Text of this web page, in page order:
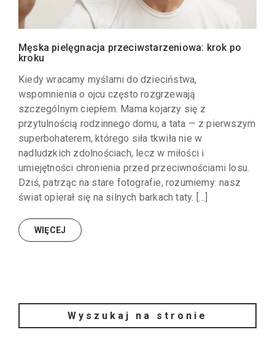
Męska pielęgnacja przeciwstarzeniowa: krok po
kroku
Kiedy wracamy myślami do dzieciństwa,
wspomnienia o ojcu często rozgrzewają
szczególnym ciepłem. Mama kojarzy się z
przytulnością rodzinnego domu, a tata — z pierwszym
superbohaterem, którego siła tkwiła nie w
nadludzkich zdolnościach, lecz w miłości i
umiejętności chronienia przed przeciwnościami losu.
Dziś, patrząc na stare fotografie, rozumiemy: nasz
świat opierał się na silnych barkach taty. […]
WIĘCEJ
Wyszukaj na stronie